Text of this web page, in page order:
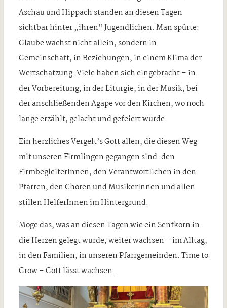
Aschau und Hippach standen an diesen Tagen
sichtbar hinter „ihren“ Jugendlichen. Man spürte:
Glaube wächst nicht allein, sondern in
Gemeinschaft, in Beziehungen, in einem Klima der
Wertschätzung. Viele haben sich eingebracht – in
der Vorbereitung, in der Liturgie, in der Musik, bei
der anschließenden Agape vor den Kirchen, wo noch
lange erzählt, gelacht und gefeiert wurde.
Ein herzliches Vergelt’s Gott allen, die diesen Weg
mit unseren Firmlingen gegangen sind: den
FirmbegleiterInnen, den Verantwortlichen in den
Pfarren, den Chören und MusikerInnen und allen
stillen HelferInnen im Hintergrund.
Möge das, was an diesen Tagen wie ein Senfkorn in
die Herzen gelegt wurde, weiter wachsen – im Alltag,
in den Familien, in unseren Pfarrgemeinden. Time to
Grow – Gott lässt wachsen.